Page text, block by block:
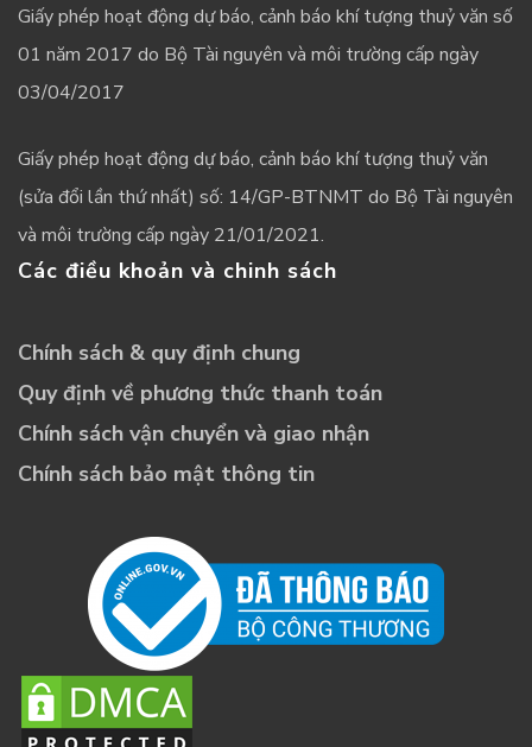
Giấy phép hoạt động dự báo, cảnh báo khí tượng thuỷ văn số
01 năm 2017 do Bộ Tài nguyên và môi trường cấp ngày
03/04/2017
Giấy phép hoạt động dự báo, cảnh báo khí tượng thuỷ văn
(sửa đổi lần thứ nhất) số: 14/GP-BTNMT do Bộ Tài nguyên
và môi trường cấp ngày 21/01/2021.
Các điều khoản và chinh sách
Chính sách & quy định chung
Quy định về phương thức thanh toán
Chính sách vận chuyển và giao nhận
Chính sách bảo mật thông tin